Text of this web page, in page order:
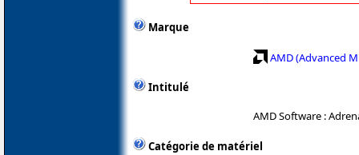
Marque
AMD (Advanced
Intitulé
AMD Software :
Catégorie de matériel